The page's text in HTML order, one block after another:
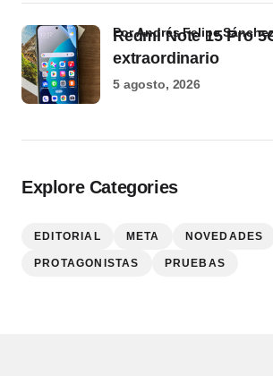
Redmi Note 15 Pro
extraordinario
por Andrés Felipe
5 agosto, 2026
Explore Categories
EDITORIAL META NOVEDADES
PROTAGONISTAS PRUEBAS